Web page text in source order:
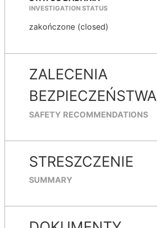
INVESTIGATION STATUS
zakończone (closed)
ZALECENIA
BEZPIECZEŃSTWA
SAFETY RECOMMENDATIONS
STRESZCZENIE
SUMMARY